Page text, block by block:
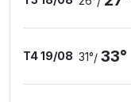
T4 19/08 31°/ 33°